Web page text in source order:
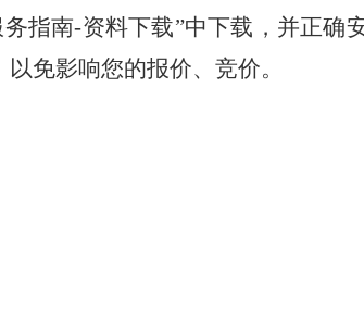
务指南-资料下载”中下载，并正确
免影响您的报价、竞价。